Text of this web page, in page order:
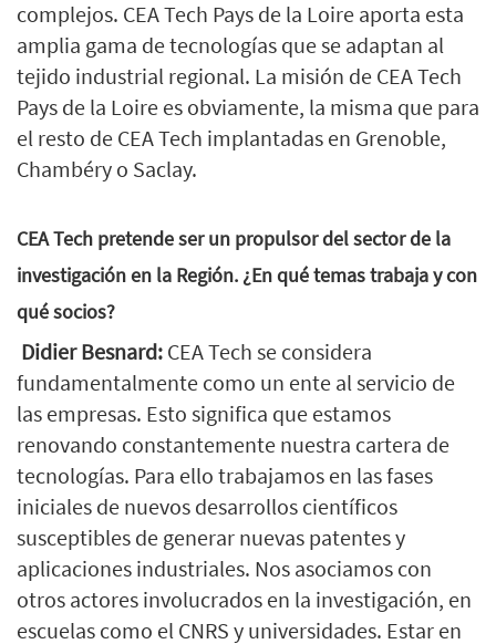
complejos. CEA Tech Pays de la Loire aporta esta
amplia gama de tecnologías que se adaptan al
tejido industrial regional. La misión de CEA Tech
Pays de la Loire es obviamente, la misma que para
el resto de CEA Tech implantadas en Grenoble,
Chambéry o Saclay.
CEA Tech pretende ser un propulsor del sector de la
investigación en la Región. ¿En qué temas trabaja y con
qué socios?
Didier Besnard: CEA Tech se considera
fundamentalmente como un ente al servicio de
las empresas. Esto significa que estamos
renovando constantemente nuestra cartera de
tecnologías. Para ello trabajamos en las fases
iniciales de nuevos desarrollos científicos
susceptibles de generar nuevas patentes y
aplicaciones industriales. Nos asociamos con
otros actores involucrados en la investigación, en
escuelas como el CNRS y universidades. Estar en